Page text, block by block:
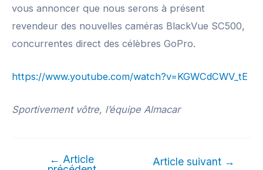
vous annoncer que nous serons à présent
revendeur des nouvelles caméras BlackVue SC500,
concurrentes direct des célèbres GoPro.
https://www.youtube.com/watch?v=KGWCdCWV_tE
Sportivement vôtre, l’équipe Almacar
← Article
Article suivant →